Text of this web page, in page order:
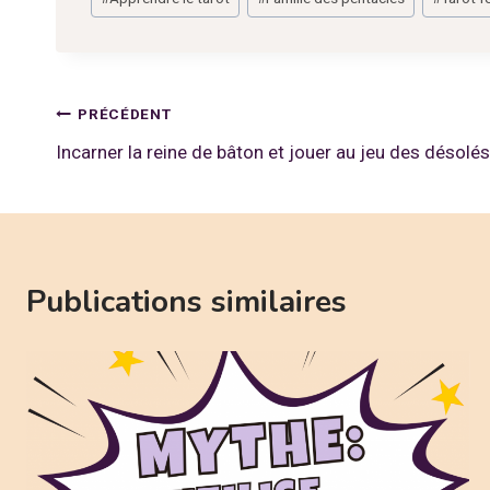
de
Navigation
de
l’article
PRÉCÉDENT
Incarner la reine de bâton et jouer au jeu des
Publications similaires